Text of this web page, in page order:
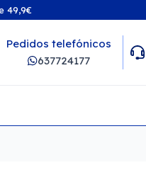
49,9€
Pedidos telefónicos
637724177